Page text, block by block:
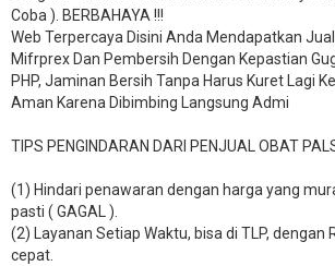
Coba ). BERBAHAYA !!!
Web Terpercaya Disini Anda Mendapatkan
Mifrprex Dan Pembersih Dengan Kepastian
PHP, Jaminan Bersih Tanpa Harus Kuret Lagi
Aman Karena Dibimbing Langsung Admi
TIPS PENGINDARAN DARI PENJUAL OBAT
(1) Hindari penawaran dengan harga yang
pasti ( GAGAL ).
(2) Layanan Setiap Waktu, bisa di TLP, dengan
cepat.